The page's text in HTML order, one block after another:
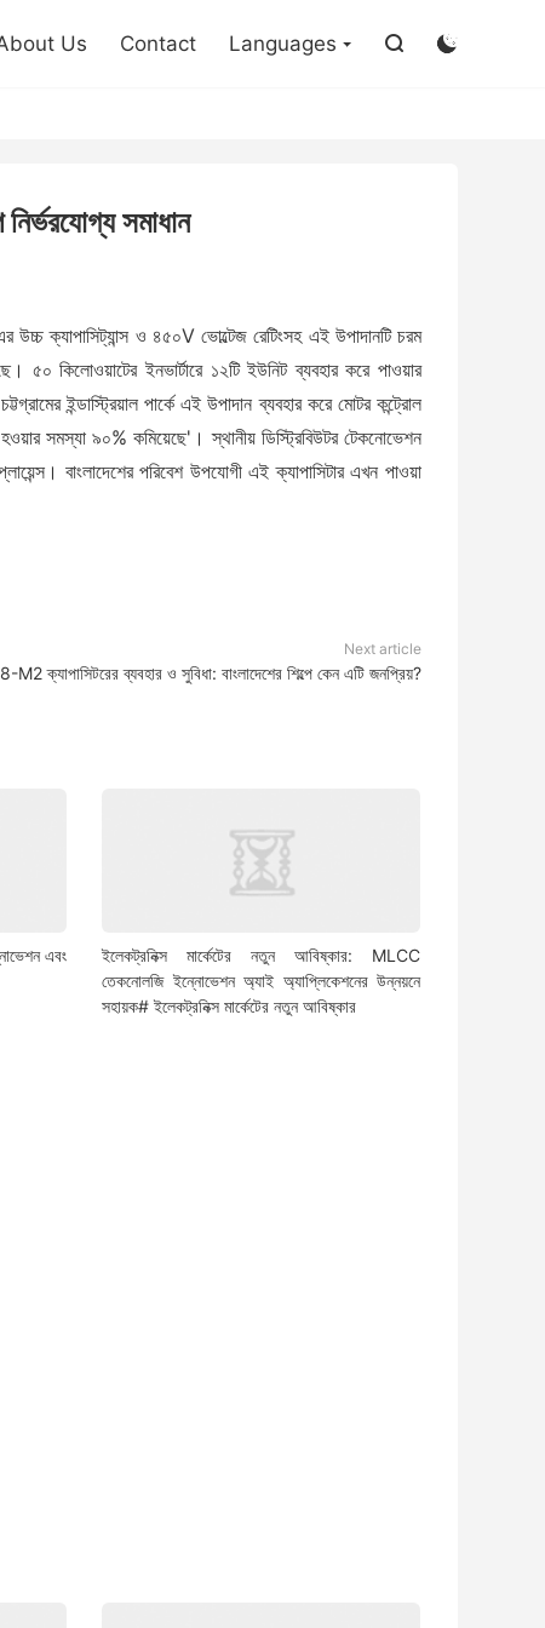
Us Contact Languages  
সমাধান
ক্যাপাসিট্যান্স ও ৪৫০V ভোল্টেজ রেটিংসহ এই উপাদানটি চরম
৫০ কিলোওয়াটের ইনভার্টারে ১২টি ইউনিট ব্যবহার করে পাওয়ার
ইন্ডাস্ট্রিয়াল পার্কে এই উপাদান ব্যবহার করে মোটর কন্ট্রোল
সমস্যা ৯০% কমিয়েছে'। স্থানীয় ডিস্ট্রিবিউটর টেকনোভেশন
বাংলাদেশের পরিবেশ উপযোগী এই ক্যাপাসিটার এখন পাওয়া
Next article
ব্যবহার ও সুবিধা: বাংলাদেশের শিল্পে কেন এটি জনপ্রিয়?
এবং
ইলেকট্রনিক্স মার্কেটের নতুন আবিষ্কার: MLCC
তেকনোলজি ইন্নোভেশন অ্যাই অ্যাপ্লিকেশনের উন্নয়নে
সহায়ক# ইলেকট্রনিক্স মার্কেটের নতুন আবিষ্কার